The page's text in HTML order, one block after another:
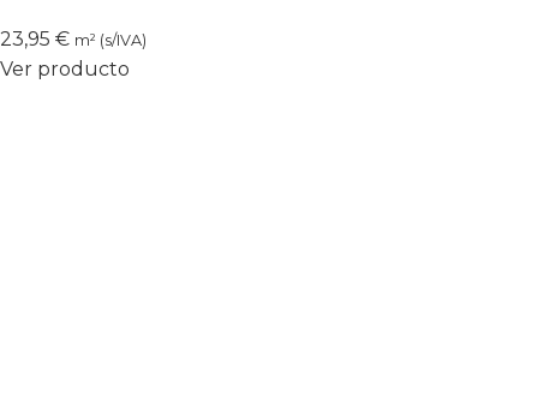
23,95 € m² (s/IVA)
Ver producto